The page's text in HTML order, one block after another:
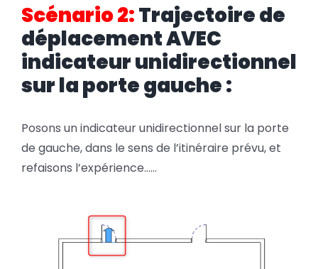
Scénario 2:Trajectoire de
déplacement AVEC
indicateur unidirectionnel
sur la porte gauche :
Posons un indicateur unidirectionnel sur la porte
de gauche, dans le sens de l’itinéraire prévu, et
refaisons l’expérience……